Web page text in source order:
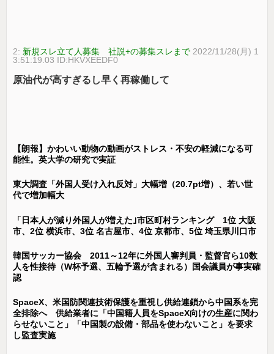
2: 新規スレ立て人募集 社説+の募集スレまで 2022/11/28(月) 1
3:51:19.03 ID:HKVXEEDF0
原油代が高すぎるし早く再稼働して
【朗報】かわいい動物の動画がストレス・不安の軽減になる可
能性。英大学の研究で実証
東大調査「外国人受け入れ反対」大幅増（20.7pt増）、若い世
代で増加幅大
「日本人が減り外国人が増えた｣市区町村ランキング 1位 大阪
市、2位 横浜市、3位 名古屋市、4位 京都市、5位 埼玉県川口市
韓国サッカー協会 2011～12年に外国人審判員・監督官ら10数
人を性接待（W杯予選、五輪予選が含まれる）国会議員が事実確
認
SpaceX、米国防関連技術保護を重視し供給連鎖から中国系を完
全排除へ 供給業者に「中国籍人員をSpaceX向けの生産に関わ
らせないこと」「中国製の設備・部品を使わないこと」を要求
し監査実施